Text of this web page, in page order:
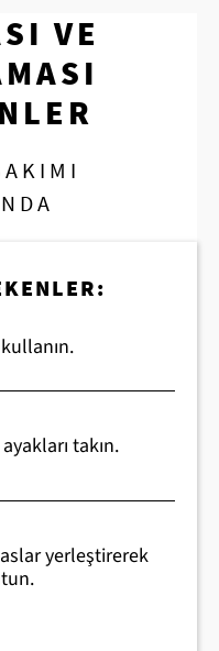
VE
takın.
yerleştirerek